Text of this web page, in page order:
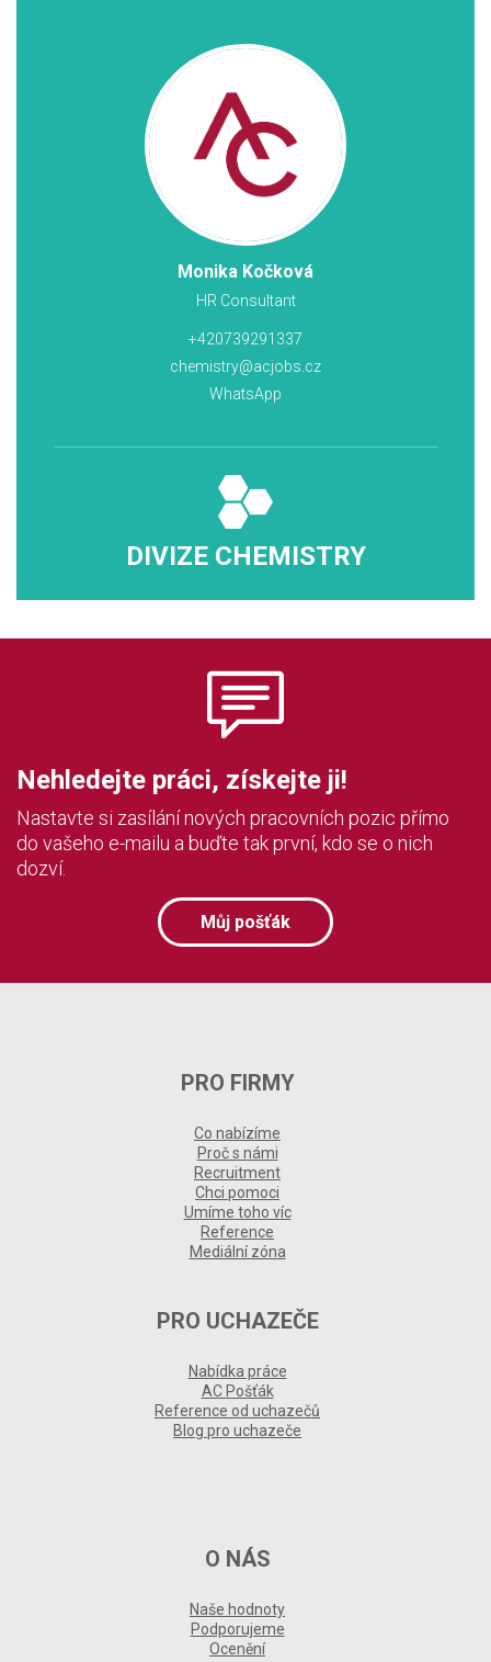
Monika Kočková
HR Consultant
+420739291337
chemistry@acjobs.cz
WhatsApp
DIVIZE CHEMISTRY
Nehledejte práci, získejte ji!
Nastavte si zasílání nových pracovních pozic přímo
do vašeho e-mailu a buďte tak první, kdo se o nich
dozví.
Můj pošťák
PRO FIRMY
Co nabízíme
Proč s námi
Recruitment
Chci pomoci
Umíme toho víc
Reference
Mediální zóna
PRO UCHAZEČE
Nabídka práce
AC Pošťák
Reference od uchazečů
Blog pro uchazeče
O NÁS
Naše hodnoty
Podporujeme
Ocenění